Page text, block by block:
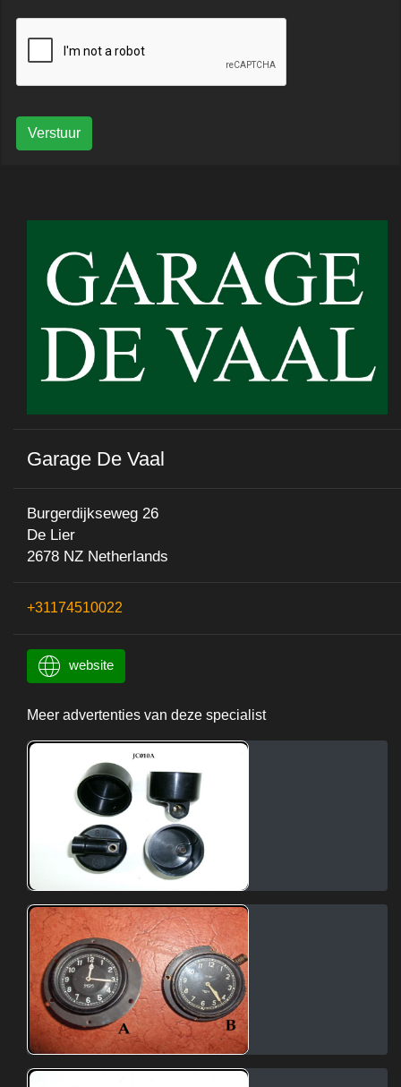
Verstuur
Garage De Vaal
Burgerdijkseweg 26
De Lier
2678 NZ Netherlands
+31174510022
website
Meer advertenties van deze specialist